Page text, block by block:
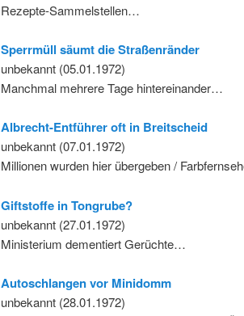
Rezepte-Sammelstellen…
Sperrmüll säumt die Straßenränder
unbekannt (05.01.1972)
Manchmal mehrere Tage hintereinander…
Albrecht-Entführer oft in Breitscheid
unbekannt (07.01.1972)
Millionen wurden hier übergeben /
Giftstoffe in Tongrube?
unbekannt (27.01.1972)
Ministerium dementiert Gerüchte…
Autoschlangen vor Minidomm
unbekannt (28.01.1972)